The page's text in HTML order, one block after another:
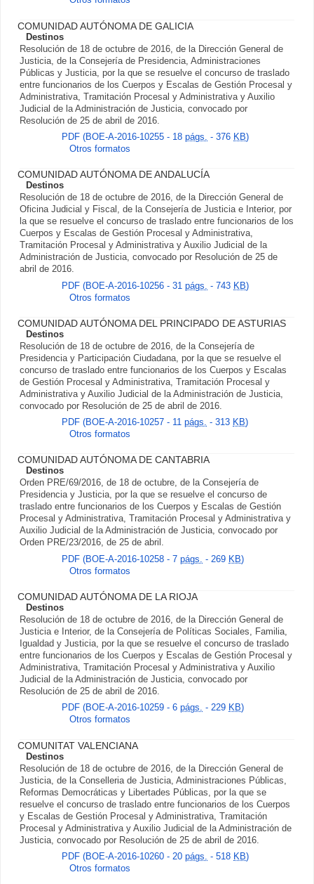
COMUNIDAD AUTÓNOMA DE GALICIA
Destinos
Resolución de 18 de octubre de 2016, de la Dirección General de
Justicia, de la Consejería de Presidencia, Administraciones
Públicas y Justicia, por la que se resuelve el concurso de traslado
entre funcionarios de los Cuerpos y Escalas de Gestión Procesal y
Administrativa, Tramitación Procesal y Administrativa y Auxilio
Judicial de la Administración de Justicia, convocado por
Resolución de 25 de abril de 2016.
PDF (BOE-A-2016-10255 - 18 págs. - 376 KB)
Otros formatos
COMUNIDAD AUTÓNOMA DE ANDALUCÍA
Destinos
Resolución de 18 de octubre de 2016, de la Dirección General de
Oficina Judicial y Fiscal, de la Consejería de Justicia e Interior, por
la que se resuelve el concurso de traslado entre funcionarios de los
Cuerpos y Escalas de Gestión Procesal y Administrativa,
Tramitación Procesal y Administrativa y Auxilio Judicial de la
Administración de Justicia, convocado por Resolución de 25 de
abril de 2016.
PDF (BOE-A-2016-10256 - 31 págs. - 743 KB)
Otros formatos
COMUNIDAD AUTÓNOMA DEL PRINCIPADO DE ASTURIAS
Destinos
Resolución de 18 de octubre de 2016, de la Consejería de
Presidencia y Participación Ciudadana, por la que se resuelve el
concurso de traslado entre funcionarios de los Cuerpos y Escalas
de Gestión Procesal y Administrativa, Tramitación Procesal y
Administrativa y Auxilio Judicial de la Administración de Justicia,
convocado por Resolución de 25 de abril de 2016.
PDF (BOE-A-2016-10257 - 11 págs. - 313 KB)
Otros formatos
COMUNIDAD AUTÓNOMA DE CANTABRIA
Destinos
Orden PRE/69/2016, de 18 de octubre, de la Consejería de
Presidencia y Justicia, por la que se resuelve el concurso de
traslado entre funcionarios de los Cuerpos y Escalas de Gestión
Procesal y Administrativa, Tramitación Procesal y Administrativa y
Auxilio Judicial de la Administración de Justicia, convocado por
Orden PRE/23/2016, de 25 de abril.
PDF (BOE-A-2016-10258 - 7 págs. - 269 KB)
Otros formatos
COMUNIDAD AUTÓNOMA DE LA RIOJA
Destinos
Resolución de 18 de octubre de 2016, de la Dirección General de
Justicia e Interior, de la Consejería de Políticas Sociales, Familia,
Igualdad y Justicia, por la que se resuelve el concurso de traslado
entre funcionarios de los Cuerpos y Escalas de Gestión Procesal y
Administrativa, Tramitación Procesal y Administrativa y Auxilio
Judicial de la Administración de Justicia, convocado por
Resolución de 25 de abril de 2016.
PDF (BOE-A-2016-10259 - 6 págs. - 229 KB)
Otros formatos
COMUNITAT VALENCIANA
Destinos
Resolución de 18 de octubre de 2016, de la Dirección General de
Justicia, de la Conselleria de Justicia, Administraciones Públicas,
Reformas Democráticas y Libertades Públicas, por la que se
resuelve el concurso de traslado entre funcionarios de los Cuerpos
y Escalas de Gestión Procesal y Administrativa, Tramitación
Procesal y Administrativa y Auxilio Judicial de la Administración de
Justicia, convocado por Resolución de 25 de abril de 2016.
PDF (BOE-A-2016-10260 - 20 págs. - 518 KB)
Otros formatos